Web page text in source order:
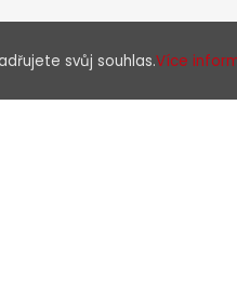
svůj souhlas.Více